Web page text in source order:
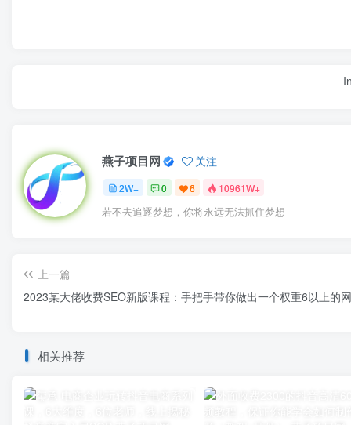
燕子项目网 关注
2W+ 0 6 10961W+
若不去追逐梦想，你将永远无法抓住梦想
上一篇
2023某大佬收费SEO新版课程：手把手带你做出一个权重6以上的
相关推荐